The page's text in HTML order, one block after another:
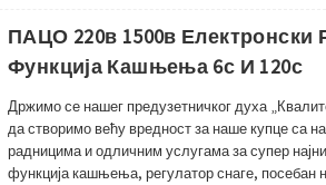
ПАЦО 220в 1500в
Функција Кашњења 6с И 120с
Држимо се нашег предузетничког духа
да створимо већу вредност за наше купце са
радницима и одличним услугама за супер
функција кашњења, регулатор снаге,